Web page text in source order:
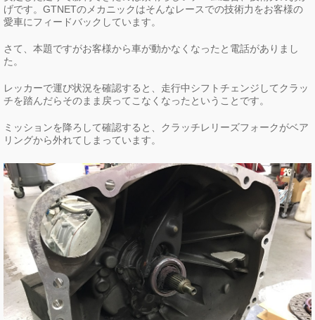
げです。GTNETのメカニックはそんなレースでの技術力をお客様の
愛車にフィードバックしています。
さて、本題ですがお客様から車が動かなくなったと電話がありまし
た。
レッカーで運び状況を確認すると、走行中シフトチェンジしてクラッ
チを踏んだらそのまま戻ってこなくなったということです。
ミッションを降ろして確認すると、クラッチレリーズフォークがベア
リングから外れてしまっています。